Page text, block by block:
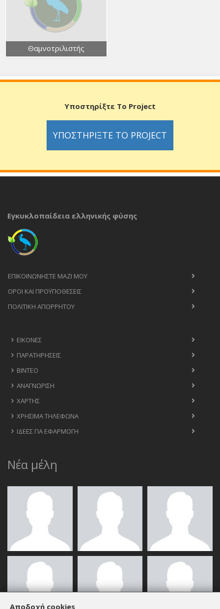
Θαμνοτριλιστής
Υποστηρίξτε Το Project
ΥΠΟΣΤΗΡΊΞΤΕ ΤΟ PROJECT
Εγκυκλοπαίδεια ελληνικής φύσης
ΕΠΙΚΟΙΝΩΝΉΣΤΕ ΜΑΖΊ ΜΟΥ
ΟΡΟΙ ΚΑΙ ΠΡΟΫΠΟΘΈΣΕΙΣ
ΠΟΛΙΤΙΚΉ ΑΠΟΡΡΉΤΟΥ
ΕΙΚΌΝΕΣ
ΠΑΡΑΤΗΡΉΣΕΙΣ
ΒΊΝΤΕΟ
ΑΝΑΓΝΏΡΙΣΗ
ΧΆΡΤΗΣ
ΧΡΉΣΙΜΑ ΤΗΛΈΦΩΝΑ
ΙΔΈΕΣ ΓΙΑ ΕΦΑΡΜΟΓΉ
Νέα μέλη
Αποδοχή cookies